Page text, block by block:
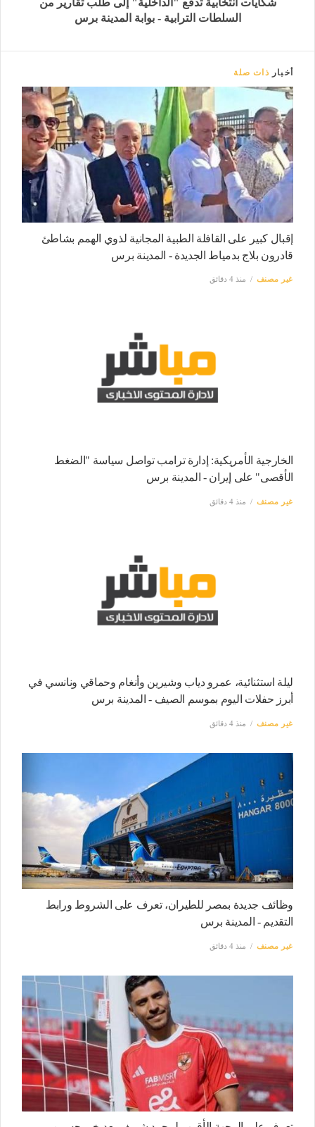
السلطات الترابية - بوابة المدينة برس
أخبار ذات صلة
إقبال كبير على القافلة الطبية المجانية لذوي الهمم بشاطئ
قادرون بلاج بدمياط الجديدة - المدينة برس
غير مصنف منذ 4 دقائق
الخارجية الأمريكية: إدارة ترامب تواصل سياسة "الضغط
الأقصى" على إيران - المدينة برس
غير مصنف منذ 4 دقائق
ليلة استثنائية، عمرو دياب وشيرين وأنغام وحماقي ونانسي في
أبرز حفلات اليوم بموسم الصيف - المدينة برس
غير مصنف منذ 4 دقائق
وظائف جديدة بمصر للطيران، تعرف على الشروط ورابط
التقديم - المدينة برس
غير مصنف منذ 4 دقائق